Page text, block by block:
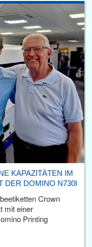
KAPAZITÄTEN IM
DER DOMINO N730I
Crown
mit einer
Printing